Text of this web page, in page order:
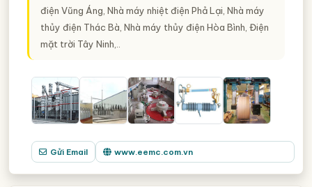
điện Vũng Áng, Nhà máy nhiệt điện Phả Lại, Nhà máy
thủy điện Thác Bà, Nhà máy thủy điện Hòa Bình, Điện
mặt trời Tây Ninh,..
Gửi Email www.eemc.com.vn